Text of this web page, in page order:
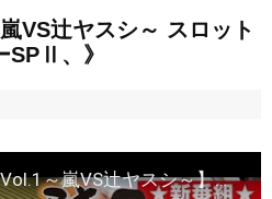
VS辻ヤスシ～ スロット
SPⅡ、》
★新番組！★【嵐の壁 Vol.1～嵐VS辻ヤスシ～】スロット前編《ニューパルサーSPⅡ他》 ★推し！：嵐の壁は高いのか！？